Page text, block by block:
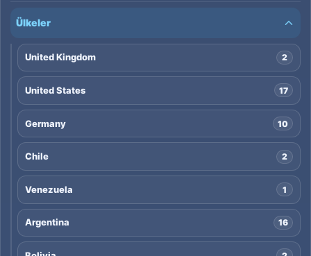
Ülkeler
United Kingdom 2
United States 17
Germany 10
Chile 2
Venezuela 1
Argentina 16